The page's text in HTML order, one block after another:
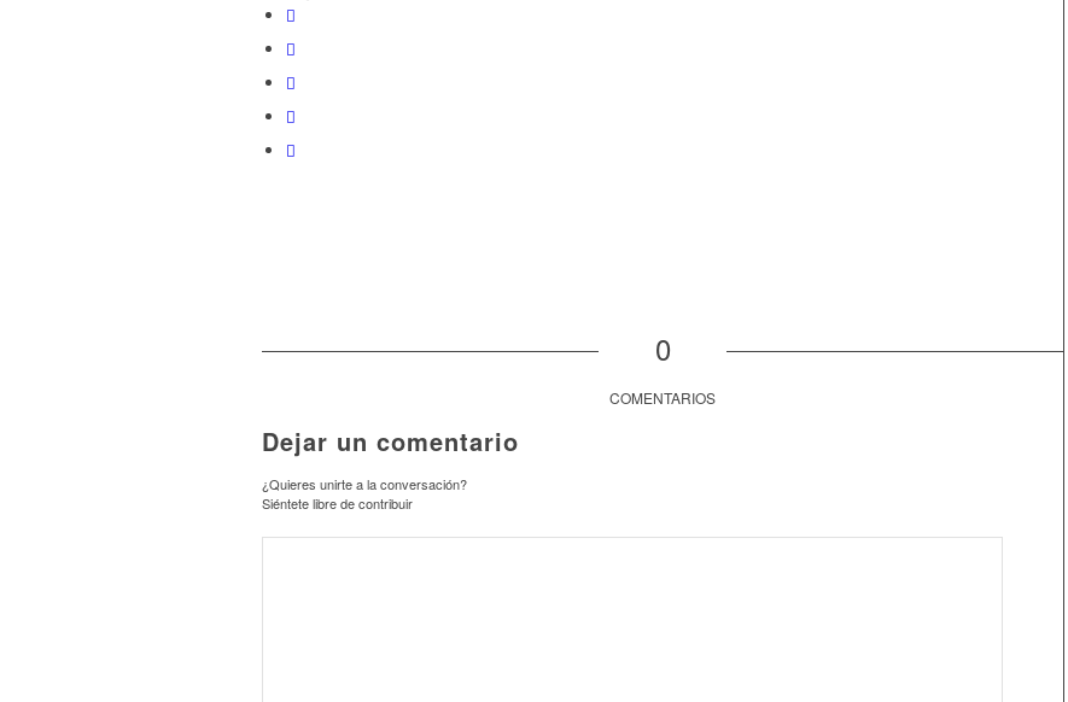
0
COMENTARIOS
Dejar un comentario
¿Quieres unirte a la conversación?
Siéntete libre de contribuir